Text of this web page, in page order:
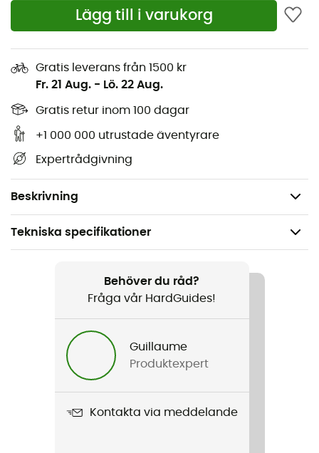
Lägg till i varukorg
Gratis leverans från 1500 kr
Fr. 21 Aug. - Lö. 22 Aug.
Gratis retur inom 100 dagar
+1 000 000 utrustade äventyrare
Expertrådgivning
Beskrivning
Den snabbtorkande teknologin NB DRY
transporterar bort fukt från din kropp för att hjälpa
dig träna enkelt
Intern dragsko för en personlig passform
Integrerat foder för extra komfort
Flying NB-logotyp med värmetransfer
Medelhög midja
Tekniska specifikationer
Produktnamn
Sport 2-in-1 Short 3"
Behöver du råd?
Fråga vår HardGuides!
Guillaume
Produktexpert
Kontakta via meddelande